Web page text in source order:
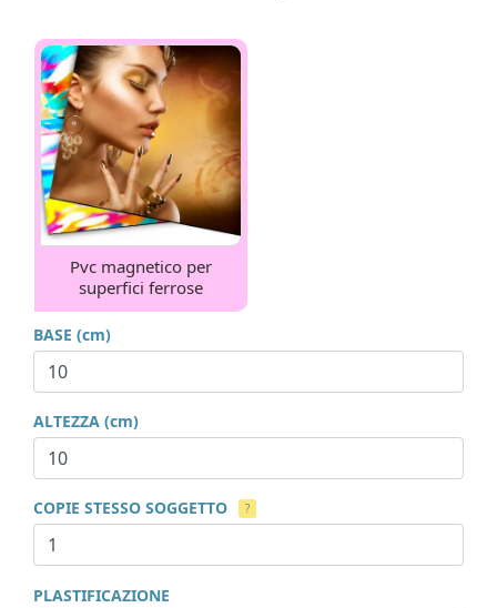
Pvc magnetico per
superfici ferrose
BASE (cm)
ALTEZZA (cm)
COPIE STESSO SOGGETTO ?
PLASTIFICAZIONE